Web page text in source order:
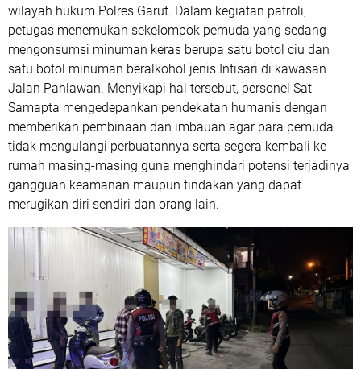
wilayah hukum Polres Garut. Dalam kegiatan patroli,
petugas menemukan sekelompok pemuda yang sedang
mengonsumsi minuman keras berupa satu botol ciu dan
satu botol minuman beralkohol jenis Intisari di kawasan
Jalan Pahlawan. Menyikapi hal tersebut, personel Sat
Samapta mengedepankan pendekatan humanis dengan
memberikan pembinaan dan imbauan agar para pemuda
tidak mengulangi perbuatannya serta segera kembali ke
rumah masing-masing guna menghindari potensi terjadinya
gangguan keamanan maupun tindakan yang dapat
merugikan diri sendiri dan orang lain.